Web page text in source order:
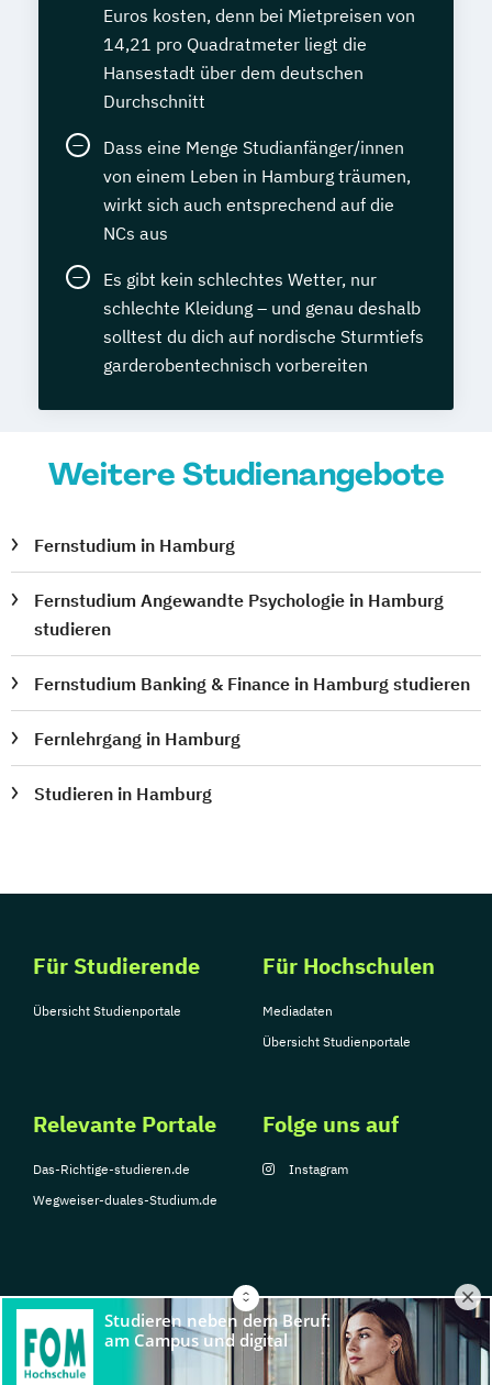
Euros kosten, denn bei Mietpreisen von
14,21 pro Quadratmeter liegt die
Hansestadt über dem deutschen
Durchschnitt
Dass eine Menge Studianfänger/innen
von einem Leben in Hamburg träumen,
wirkt sich auch entsprechend auf die
NCs aus
Es gibt kein schlechtes Wetter, nur
schlechte Kleidung – und genau deshalb
solltest du dich auf nordische Sturmtiefs
garderobentechnisch vorbereiten
Weitere Studienangebote
Fernstudium in Hamburg
Fernstudium Angewandte Psychologie in Hamburg
studieren
Fernstudium Banking & Finance in Hamburg studieren
Fernlehrgang in Hamburg
Studieren in Hamburg
Für Studierende
Übersicht Studienportale
Für Hochschulen
Mediadaten
Übersicht Studienportale
Relevante Portale
Das-Richtige-studieren.de
Wegweiser-duales-Studium.de
Folge uns auf
Instagram
© Copyright 2026, TarGroup Media GmbH
Impressum
Datenschutzerklärung Nutzungsbedingungen